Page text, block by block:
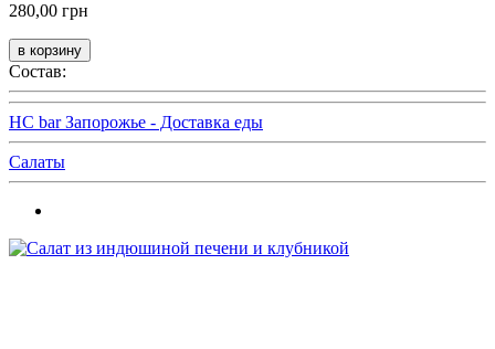
280,00 грн
Состав:
HC bar Запорожье - Доставка еды
Салаты